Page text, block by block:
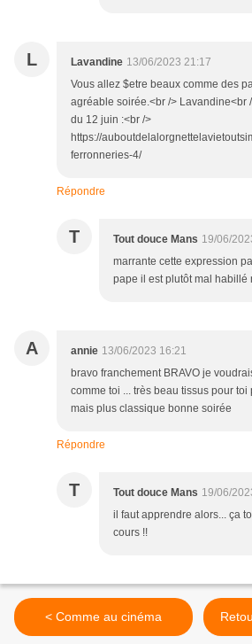
L Lavandine 13/06/2023 21:17
Vous allez $etre beaux comme des
agréable soirée.<br /> Lavandine<br
du 12 juin :<br />
https://
ferronneries-4/
Répondre
T Tout douce Mans 19/06/
marrante cette expression
pape il est plutôt mal habillé
A annie 13/06/2023 16:21
bravo franchement BRAVO je
comme toi ... très beau tissus pour
mais plus classique bonne soirée
Répondre
T Tout douce Mans 19/06/
il faut apprendre alors... ça
cours !!
< Comme au cinéma